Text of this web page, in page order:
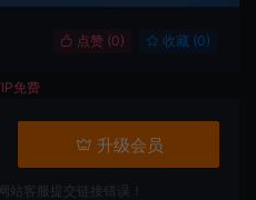
点赞 (0) 收藏 (0)
免费
升级会员
站客服提交链接错误！